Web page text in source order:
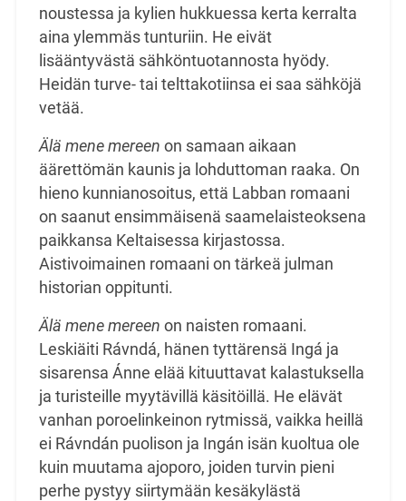
noustessa ja kylien hukkuessa kerta kerralta
aina ylemmäs tunturiin. He eivät
lisääntyvästä sähköntuotannosta hyödy.
Heidän turve- tai telttakotiinsa ei saa sähköjä
vetää.
Älä mene mereen on samaan aikaan
äärettömän kaunis ja lohduttoman raaka. On
hieno kunnianosoitus, että Labban romaani
on saanut ensimmäisenä saamelaisteoksena
paikkansa Keltaisessa kirjastossa.
Aistivoimainen romaani on tärkeä julman
historian oppitunti.
Älä mene mereen on naisten romaani.
Leskiäiti Rávndá, hänen tyttärensä Ingá ja
sisarensa Ánne elää kituuttavat kalastuksella
ja turisteille myytävillä käsitöillä. He elävät
vanhan poroelinkeinon rytmissä, vaikka heillä
ei Rávndán puolison ja Ingán isän kuoltua ole
kuin muutama ajoporo, joiden turvin pieni
perhe pystyy siirtymään kesäkylästä